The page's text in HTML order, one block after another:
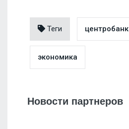
Теги центробанк
экономика
Новости партнеров